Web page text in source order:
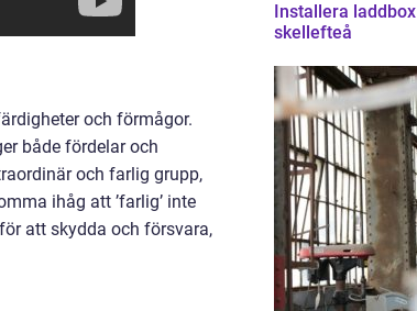
och förmågor.
både fördelar och
och farlig grupp,
ihåg att ’farlig’ inte
att skydda och försvara,
Installera laddbox
skellefteå